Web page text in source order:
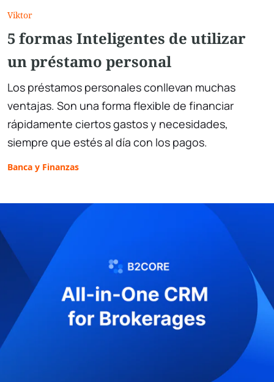
Viktor
5 formas Inteligentes de utilizar
un préstamo personal
Los préstamos personales conllevan muchas
ventajas. Son una forma flexible de financiar
rápidamente ciertos gastos y necesidades,
siempre que estés al día con los pagos.
Banca y Finanzas